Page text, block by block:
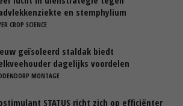
en stemphylium
CROP SCIENCE
geïsoleerd staldak biedt
dagelijks voordelen
MONTAGE
STATUS richt zich op efficiënter